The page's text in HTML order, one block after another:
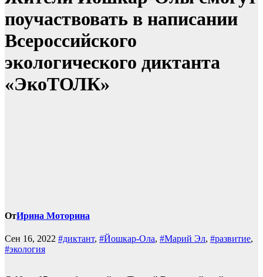
поучаствовать в написании
Всероссийского
экологического диктанта
«ЭкоТОЛК»
ОтИрина Моторина
Сен 16, 2022 #диктант, #Йошкар-Ола, #Марий Эл, #развитие,
#экология